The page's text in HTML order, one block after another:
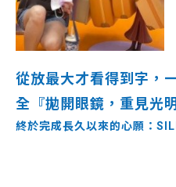
從放最大才看得到字，
全『拋開眼鏡，重見光
終於完成長久以來的心願：